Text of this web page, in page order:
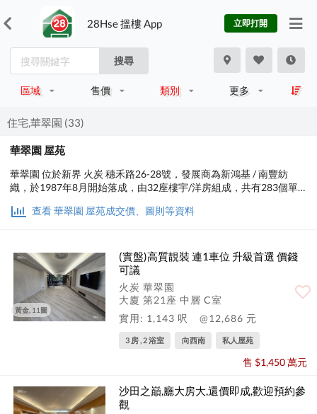
28Hse 搵樓 App 立即打開
搜尋
區域 售價 類別 更多
住宅,華翠園 (33)
華翠園 屋苑
華翠園 位於新界 火炭 穗禾路26-28號，發展商為新鴻基 / 南豐紡
織，於1987年8月開始落成，由32座樓宇/洋房組成，共有283個單
泳池、兒童設施、運動設施、娛樂設施、美容/保健，小學校網在91
查看 華翠園 屋苑成交價、圖則等資料
黃金, 11圖
(實盤)高質靚裝 連1車位 升級首選 價錢
可議
火炭 華翠園
大廈 第21座 中層 C室
實用: 1,143 呎
@12,686 元
3 房 , 2 浴室 向西南 私人屋苑
售 $1,450 萬元
沙田之巔,廳大房大,還價即成,歡迎預約參
觀